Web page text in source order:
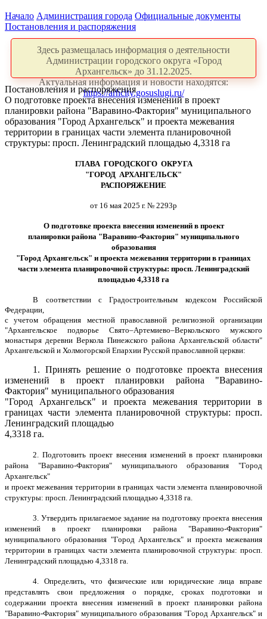
Начало Администрация города Официальные документы
Постановления и распоряжения
Здесь размещалась информация о деятельности
Администрации городского округа «Город
Архангельск» до 31.12.2025.
Актуальная информация и новости находятся:
https://arhcity.gosuslugi.ru/
Постановления и распоряжения
О подготовке проекта внесения изменений в проект
планировки района "Варавино-Фактория" муниципального
образования "Город Архангельск" и проекта межевания
территории в границах части элемента планировочной
структуры: просп. Ленинградский площадью 4,3318 га
ГЛАВА ГОРОДСКОГО ОКРУГА
"ГОРОД АРХАНГЕЛЬСК"
РАСПОРЯЖЕНИЕ
от 16 мая 2025 г. № 2293р
О подготовке проекта внесения изменений в проект
планировки района "Варавино-Фактория" муниципального
образования
"Город Архангельск" и проекта межевания территории в границах
части элемента планировочной структуры: просп. Ленинградский
площадью 4,3318 га
В соответствии с Градостроительным кодексом Российской
Федерации,
с учетом обращения местной православной религиозной организации
"Архангельское подворье Свято–Артемиево–Веркольского мужского
монастыря деревни Веркола Пинежского района Архангельской области"
Архангельской и Холмогорской Епархии Русской православной церкви:
1. Принять решение о подготовке проекта внесения
изменений в проект планировки района "Варавино-
Фактория" муниципального образования
"Город Архангельск" и проекта межеваниятерритории в
границах части элемента планировочной структуры: просп.
Ленинградский площадью
4,3318 га.
2. Подготовить проект внесения изменений в проект планировки
района "Варавино-Фактория" муниципального образования "Город
Архангельск"
и проект межевания территории в границах части элемента планировочной
структуры: просп. Ленинградский площадью 4,3318 га.
3. Утвердить прилагаемое задание на подготовку проекта внесения
изменений в проект планировки района "Варавино-Фактория"
муниципального образования "Город Архангельск" и проекта межевания
территории в границах части элемента планировочной структуры: просп.
Ленинградский площадью 4,3318 га.
4. Определить, что физические или юридические лица вправе
представлять свои предложения о порядке, сроках подготовки и
содержании проекта внесения изменений в проект планировки района
"Варавино-Фактория" муниципального образования "Город Архангельск" и